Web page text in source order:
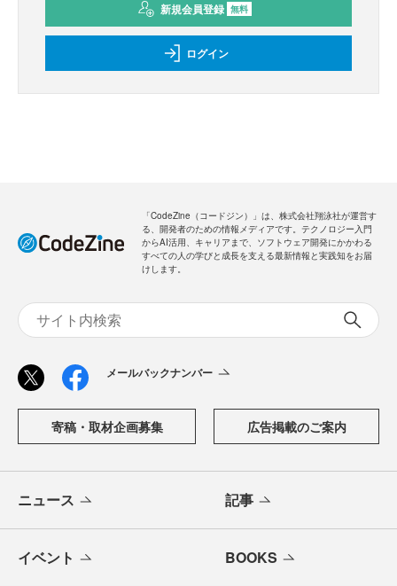
新規会員登録 無料
ログイン
「CodeZine（コードジン）」は、株式会社翔泳社が運営す
る、開発者のための情報メディアです。テクノロジー入門
からAI活用、キャリアまで、ソフトウェア開発にかかわる
すべての人の学びと成長を支える最新情報と実践知をお届
けします。
メールバックナンバー
寄稿・取材企画募集 広告掲載のご案内
ニュース 記事
イベント BOOKS